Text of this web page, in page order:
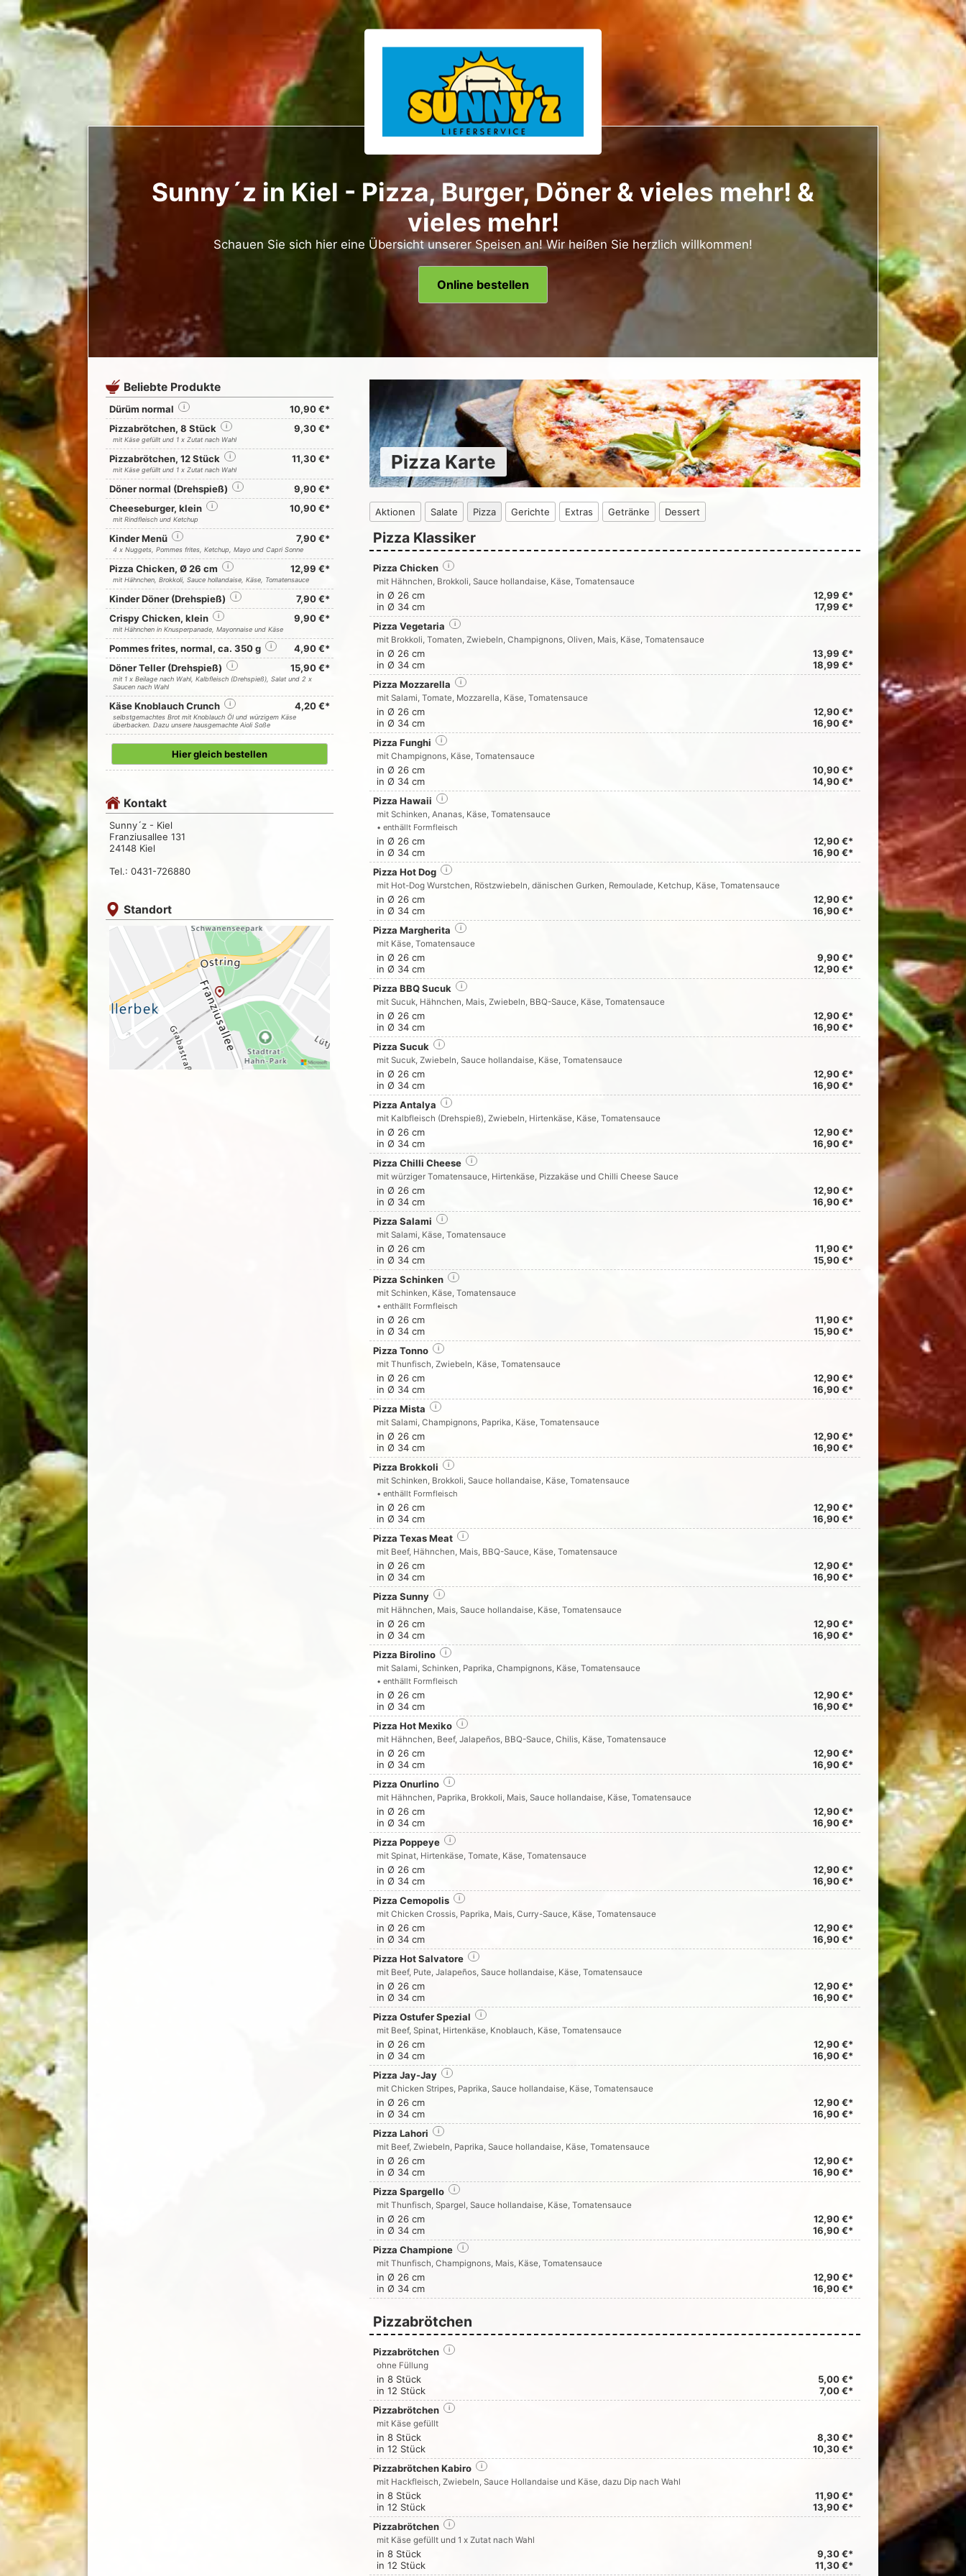
Sunny´z in Kiel - Pizza, Burger, Döner & vieles mehr! &
vieles mehr!
Schauen Sie sich hier eine Übersicht unserer Speisen an! Wir heißen Sie herzlich willkommen!
Online bestellen
Beliebte Produkte
Dürüm normal i
10,90 €*
Pizzabrötchen, 8 Stück
i 9,30 €*
mit Käse gefüllt und 1 x Zutat nach Wahl
Pizzabrötchen, 12 Stück i 11,30 €*
mit Käse gefüllt und 1 x Zutat nach Wahl
Döner normal (Drehspieß) i
9,90 €*
Cheeseburger, klein
i 10,90 €*
mit Rindfleisch und Ketchup
Kinder Menü i 7,90 €*
4 x Nuggets, Pommes frites, Ketchup, Mayo und Capri Sonne
Pizza Chicken, Ø 26 cm i 12,99 €*
mit Hähnchen, Brokkoli, Sauce hollandaise, Käse, Tomatensauce
Kinder Döner (Drehspieß) i
7,90 €*
Crispy Chicken, klein
i 9,90 €*
mit Hähnchen in Knusperpanade, Mayonnaise und Käse
Pommes frites, normal, ca. 350 g i
4,90 €*
Döner Teller (Drehspieß)
i 15,90 €*
mit 1 x Beilage nach Wahl, Kalbfleisch (Drehspieß), Salat und 2 x
Saucen nach Wahl
Käse Knoblauch Crunch i 4,20 €*
selbstgemachtes Brot mit Knoblauch Öl und würzigem Käse
überbacken. Dazu unsere hausgemachte Aioli Soße
Hier gleich bestellen
Kontakt
Sunny´z - Kiel
Franziusallee 131
24148 Kiel
Tel.: 0431-726880
Standort
Pizza Karte
Aktionen Salate Pizza Gerichte Extras Getränke Dessert
Pizza Klassiker
Pizza Chicken i
mit Hähnchen, Brokkoli, Sauce hollandaise, Käse, Tomatensauce
in Ø 26 cm
12,99 €*
in Ø 34 cm
17,99 €*
Pizza Vegetaria
i
mit Brokkoli, Tomaten, Zwiebeln, Champignons, Oliven, Mais, Käse, Tomatensauce
in Ø 26 cm
13,99 €*
in Ø 34 cm
18,99 €*
Pizza Mozzarella
i
mit Salami, Tomate, Mozzarella, Käse, Tomatensauce
in Ø 26 cm
12,90 €*
in Ø 34 cm
16,90 €*
Pizza Funghi
i
mit Champignons, Käse, Tomatensauce
in Ø 26 cm
10,90 €*
in Ø 34 cm
14,90 €*
Pizza Hawaii
i
mit Schinken, Ananas, Käse, Tomatensauce
• enthällt Formfleisch
in Ø 26 cm
12,90 €*
in Ø 34 cm
16,90 €*
Pizza Hot Dog
i
mit Hot-Dog Wurstchen, Röstzwiebeln, dänischen Gurken, Remoulade, Ketchup, Käse, Tomatensauce
in Ø 26 cm
12,90 €*
in Ø 34 cm
16,90 €*
Pizza Margherita
i
mit Käse, Tomatensauce
in Ø 26 cm
9,90 €*
in Ø 34 cm
12,90 €*
Pizza BBQ Sucuk
i
mit Sucuk, Hähnchen, Mais, Zwiebeln, BBQ-Sauce, Käse, Tomatensauce
in Ø 26 cm
12,90 €*
in Ø 34 cm
16,90 €*
Pizza Sucuk
i
mit Sucuk, Zwiebeln, Sauce hollandaise, Käse, Tomatensauce
in Ø 26 cm
12,90 €*
in Ø 34 cm
16,90 €*
Pizza Antalya
i
mit Kalbfleisch (Drehspieß), Zwiebeln, Hirtenkäse, Käse, Tomatensauce
in Ø 26 cm
12,90 €*
in Ø 34 cm
16,90 €*
Pizza Chilli Cheese
i
mit würziger Tomatensauce, Hirtenkäse, Pizzakäse und Chilli Cheese Sauce
in Ø 26 cm
12,90 €*
in Ø 34 cm
16,90 €*
Pizza Salami
i
mit Salami, Käse, Tomatensauce
in Ø 26 cm
11,90 €*
in Ø 34 cm
15,90 €*
Pizza Schinken
i
mit Schinken, Käse, Tomatensauce
• enthällt Formfleisch
in Ø 26 cm
11,90 €*
in Ø 34 cm
15,90 €*
Pizza Tonno
i
mit Thunfisch, Zwiebeln, Käse, Tomatensauce
in Ø 26 cm
12,90 €*
in Ø 34 cm
16,90 €*
Pizza Mista
i
mit Salami, Champignons, Paprika, Käse, Tomatensauce
in Ø 26 cm
12,90 €*
in Ø 34 cm
16,90 €*
Pizza Brokkoli
i
mit Schinken, Brokkoli, Sauce hollandaise, Käse, Tomatensauce
• enthällt Formfleisch
in Ø 26 cm
12,90 €*
in Ø 34 cm
16,90 €*
Pizza Texas Meat
i
mit Beef, Hähnchen, Mais, BBQ-Sauce, Käse, Tomatensauce
in Ø 26 cm
12,90 €*
in Ø 34 cm
16,90 €*
Pizza Sunny
i
mit Hähnchen, Mais, Sauce hollandaise, Käse, Tomatensauce
in Ø 26 cm
12,90 €*
in Ø 34 cm
16,90 €*
Pizza Birolino
i
mit Salami, Schinken, Paprika, Champignons, Käse, Tomatensauce
• enthällt Formfleisch
in Ø 26 cm
12,90 €*
in Ø 34 cm
16,90 €*
Pizza Hot Mexiko
i
mit Hähnchen, Beef, Jalapeños, BBQ-Sauce, Chilis, Käse, Tomatensauce
in Ø 26 cm
12,90 €*
in Ø 34 cm
16,90 €*
Pizza Onurlino
i
mit Hähnchen, Paprika, Brokkoli, Mais, Sauce hollandaise, Käse, Tomatensauce
in Ø 26 cm
12,90 €*
in Ø 34 cm
16,90 €*
Pizza Poppeye
i
mit Spinat, Hirtenkäse, Tomate, Käse, Tomatensauce
in Ø 26 cm
12,90 €*
in Ø 34 cm
16,90 €*
Pizza Cemopolis
i
mit Chicken Crossis, Paprika, Mais, Curry-Sauce, Käse, Tomatensauce
in Ø 26 cm
12,90 €*
in Ø 34 cm
16,90 €*
Pizza Hot Salvatore
i
mit Beef, Pute, Jalapeños, Sauce hollandaise, Käse, Tomatensauce
in Ø 26 cm
12,90 €*
in Ø 34 cm
16,90 €*
Pizza Ostufer Spezial
i
mit Beef, Spinat, Hirtenkäse, Knoblauch, Käse, Tomatensauce
in Ø 26 cm
12,90 €*
in Ø 34 cm
16,90 €*
Pizza Jay-Jay
i
mit Chicken Stripes, Paprika, Sauce hollandaise, Käse, Tomatensauce
in Ø 26 cm
12,90 €*
in Ø 34 cm
16,90 €*
Pizza Lahori
i
mit Beef, Zwiebeln, Paprika, Sauce hollandaise, Käse, Tomatensauce
in Ø 26 cm
12,90 €*
in Ø 34 cm
16,90 €*
Pizza Spargello
i
mit Thunfisch, Spargel, Sauce hollandaise, Käse, Tomatensauce
in Ø 26 cm
12,90 €*
in Ø 34 cm
16,90 €*
Pizza Champione
i
mit Thunfisch, Champignons, Mais, Käse, Tomatensauce
in Ø 26 cm
12,90 €*
in Ø 34 cm
16,90 €*
Pizzabrötchen
Pizzabrötchen i
ohne Füllung
in 8 Stück
5,00 €*
in 12 Stück
7,00 €*
Pizzabrötchen
i
mit Käse gefüllt
in 8 Stück
8,30 €*
in 12 Stück
10,30 €*
Pizzabrötchen Kabiro
i
mit Hackfleisch, Zwiebeln, Sauce Hollandaise und Käse, dazu Dip nach Wahl
in 8 Stück
11,90 €*
in 12 Stück
13,90 €*
Pizzabrötchen
i
mit Käse gefüllt und 1 x Zutat nach Wahl
in 8 Stück
9,30 €*
in 12 Stück
11,30 €*